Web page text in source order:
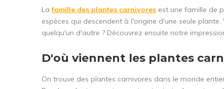
Lafamille des plantes carnivores est une famille de
espèces qui descendent à l'origine d'une seule
quelqu'un d'autre ? Découvrez ensuite notre
D'où viennent les plantes
On trouve des plantes carnivores dans le monde